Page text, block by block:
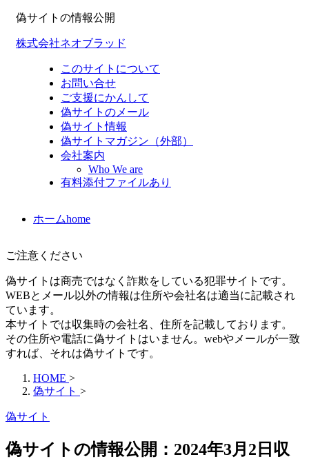
偽サイトの情報公開
株式会社ネオブラッド
このサイトについて
お問い合せ
ご支援にかんして
偽サイトのメール
偽サイト情報
偽サイトマガジン（外部）
会社案内
Who We are
有料添付ファイルあり
ホームhome
ご注意ください
偽サイトは商売ではなく詐欺をしている犯罪サイトです。
WEBとメール以外の情報は住所や会社名は適当に記載され
ています。
本サイトでは収集時の会社名、住所を記載しております。
その住所や電話に偽サイトはいません。webやメールが一致
すれば、それは偽サイトです。
HOME >
偽サイト >
偽サイト
偽サイトの情報公開：2024年3月2日収